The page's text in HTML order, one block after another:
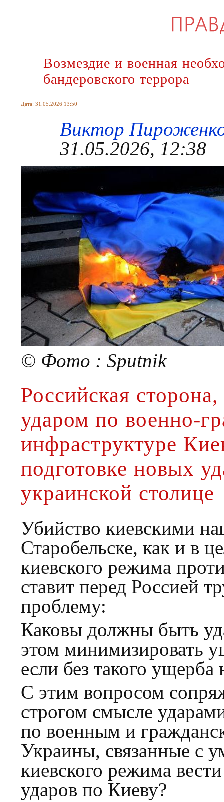
Возмездие и военная
бандеровского террора
Дата: 31.05.2026 13:50
Виктор
31.05.2026, 12:38
© Фото : Sputnik
Российская
ударом по военно-
инфраструктуре
подготовке новых
украинской столице
Убийство киевскими
Старобельске, как и в
киевского режима
ставит перед Россией
проблему:
Каковы должны быть
этом минимизировать
если без такого ущерба
С этим вопросом
строгом смысле
по военным и
Украины, связанные с
киевского режима
ударов по Киеву?